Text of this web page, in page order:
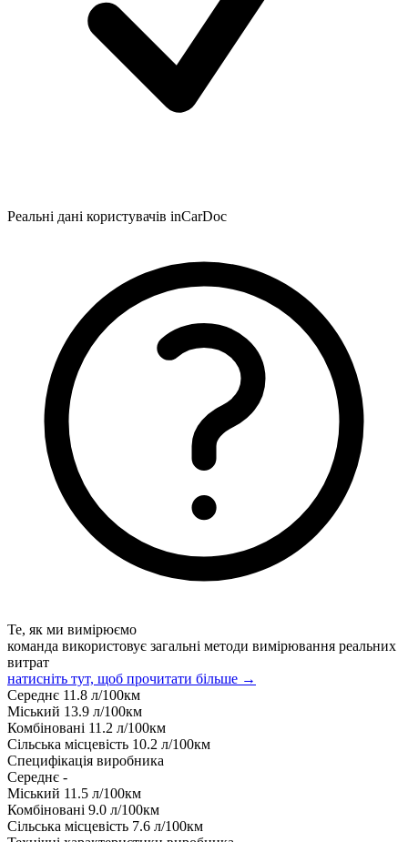
Реальні дані користувачів inCarDoc
Те, як ми вимірюємо
команда використовує загальні методи вимірювання реальних
витрат
натисніть тут, щоб прочитати більше →
Середнє 11.8 л/100км
Міський 13.9 л/100км
Комбіновані 11.2 л/100км
Сільська місцевість 10.2 л/100км
Специфікація виробника
Середнє -
Міський 11.5 л/100км
Комбіновані 9.0 л/100км
Сільська місцевість 7.6 л/100км